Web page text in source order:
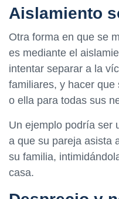
Aislamiento
Otra forma en que se
es mediante el
intentar separar a la
familiares, y hacer que
o ella para todas sus
Un ejemplo podría ser
a que su pareja asista
su familia,
casa.